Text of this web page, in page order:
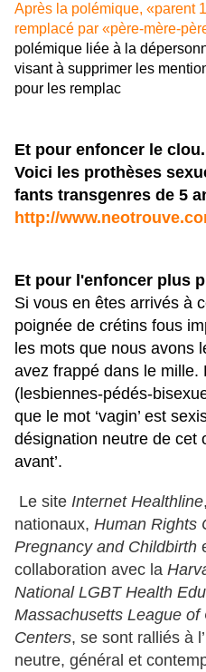
Après la polémique, «parent
remplacé par «père-mère-
polémique liée à la
visant à supprimer les
pour les remplac
Et pour enfoncer le
Voici les prothèses
fants transgenres de 5
http://
Et pour l'enfoncer plus
Si vous en êtes arrivés à
poignée de crétins fous
les mots que nous avons
avez frappé dans le mille.
(lesbiennes-pédés-
que le mot ‘vagin’ est
désignation neutre de cet
avant’.
Le site Internet Healthline
nationaux, Human Rights
Pregnancy and Childbirth
collaboration avec la
National LGBT Health
Massachusetts League of
Centers, se sont ralliés à
neutre, général et